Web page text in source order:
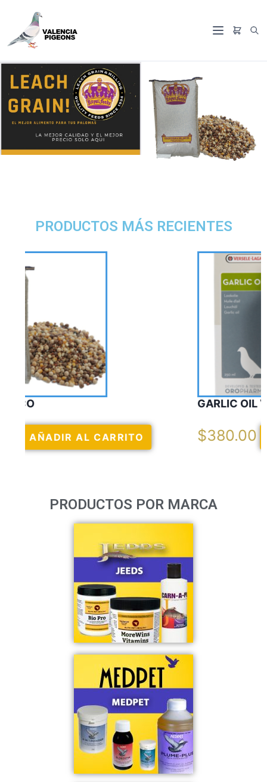
PRODUCTOS MÁS RECIENTES
GARLIC OIL VERCELAGA
$380.00 AÑADIR AL CARRITO
PRODUCTOS POR MARCA